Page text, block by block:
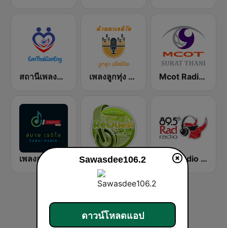
สถานีเพลงลูกทุ่งออนไลน์ คนไทยกันเอง เพลงลูกทุ่ง ล้านนาเรดิโอ Mcot Radio 102.0 FM Surat Thani
สถานีเพลงแดนซ์ Request Radio Dance Mix Rad Radio 89.5
Sawasdee106.2
ดาวน์โหลดแอป